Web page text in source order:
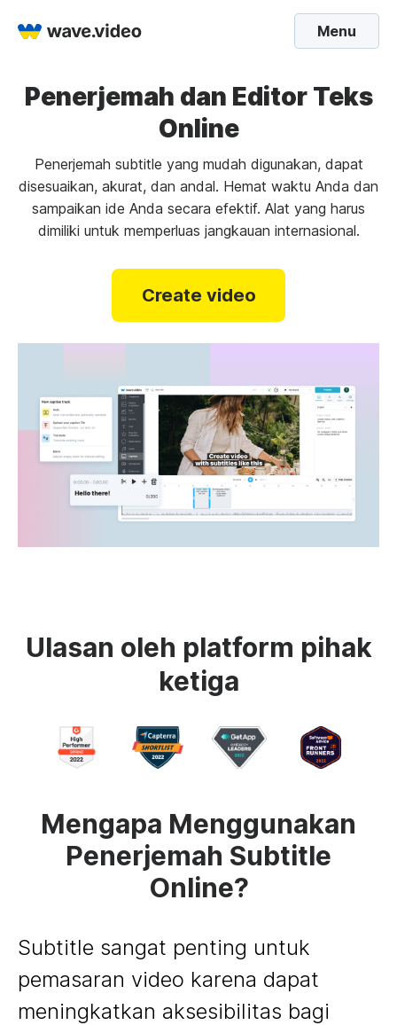
Menu
Penerjemah dan Editor Teks
Online
Penerjemah subtitle yang mudah digunakan, dapat
disesuaikan, akurat, dan andal. Hemat waktu Anda dan
sampaikan ide Anda secara efektif. Alat yang harus
dimiliki untuk memperluas jangkauan internasional.
Create video
Ulasan oleh platform pihak
ketiga
Mengapa Menggunakan
Penerjemah Subtitle
Online?
Subtitle sangat penting untuk
pemasaran video karena dapat
meningkatkan aksesibilitas bagi